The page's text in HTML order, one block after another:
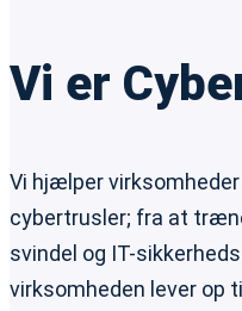
Vi er
Vi hjælper
cybertrusler; fra at
svindel og IT-
virksomheden lever op